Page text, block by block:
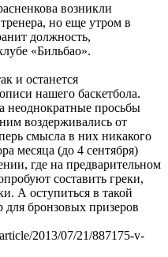
возникли
но еще утром в
должность,
«Бильбао».
и останется
нашего баскетбола.
неоднократные просьбы
воздерживались от
смысла в них никакого
месяца (до 4 сентября)
где на предварительном
составить греки,
А оступиться в такой
бронзовых призеров
2013/07/21/887175-v-